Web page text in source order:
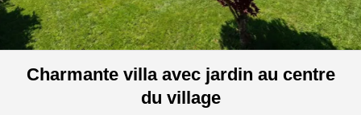
Charmante villa avec jardin au centre
du village